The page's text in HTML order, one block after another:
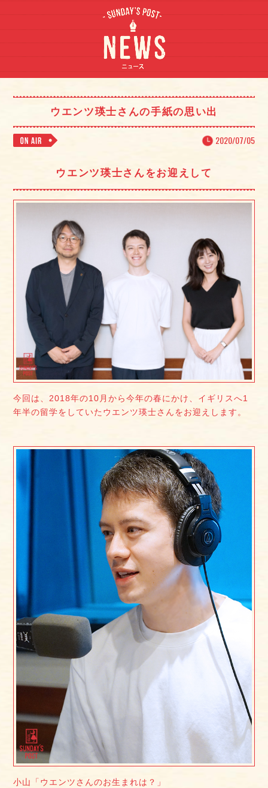
ウエンツ瑛士さんの手紙の思い出
2020/07/05
ウエンツ瑛士さんをお迎えして
今回は、2018年の10月から今年の春にかけ、イギリスへ1
年半の留学をしていたウエンツ瑛士さんをお迎えします。
小山「ウエンツさんのお生まれは？」